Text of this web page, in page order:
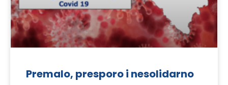
Premalo, presporo i nesolidarno